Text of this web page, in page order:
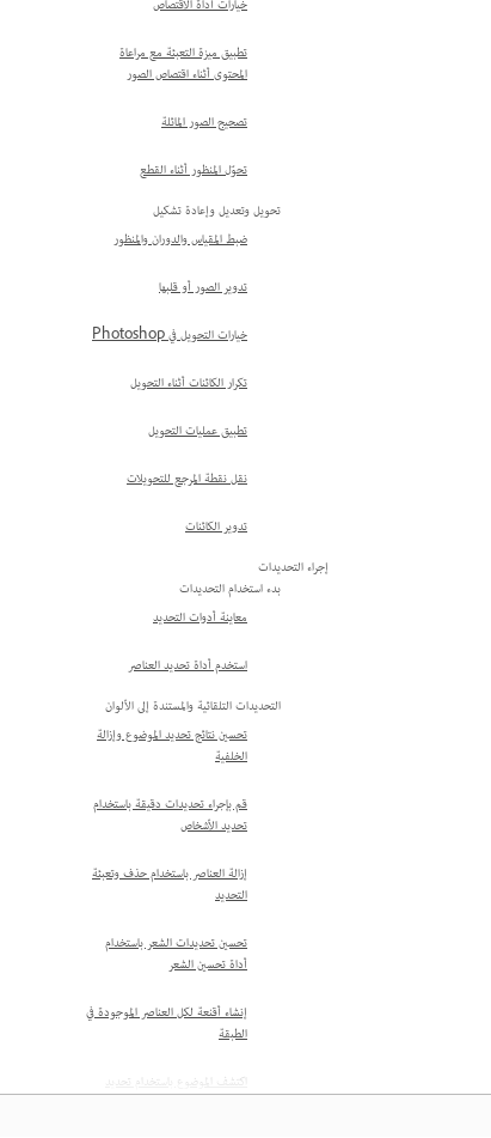
خيارات أداة الاقتصاص
تطبيق ميزة التعبئة مع مراعاة
المحتوى أثناء اقتصاص الصور
تصحيح الصور المائلة
تحوّل المنظور أثناء القطع
تحويل وتعديل وإعادة تشكيل
ضبط المقياس والدوران والمنظور
تدوير الصور أو قلبها
خيارات التحويل في Photoshop
تكرار الكائنات أثناء التحويل
تطبيق عمليات التحويل
نقل نقطة المرجع للتحويلات
تدوير الكائنات
إجراء التحديدات
بدء استخدام التحديدات
معاينة أدوات التحديد
استخدم أداة تحديد العناصر
التحديدات التلقائية والمستندة إلى الألوان
تحسين نتائج تحديد الموضوع وإزالة
الخلفية
قم بإجراء تحديدات دقيقة باستخدام
تحديد الأشخاص
إزالة العناصر باستخدام حذف وتعبئة
التحديد
تحسين تحديدات الشعر باستخدام
أداة تحسين الشعر
إنشاء أقنعة لكل العناصر الموجودة في
الطبقة
اكتشف الموضوع باستخدام تحديد